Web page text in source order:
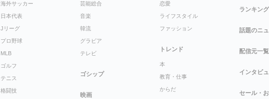
海外サッカー
日本代表
Jリーグ
プロ野球
MLB
ゴルフ
テニス
格闘技
芸能総合
音楽
韓流
グラビア
テレビ
ゴシップ
映画
恋愛
ライフスタイル
ファッション
トレンド
本
教育・仕事
からだ
ランキング
話題のニ
配信元一覧
インタビ
セール・